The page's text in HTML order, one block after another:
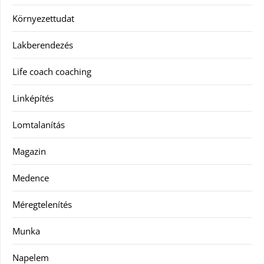
Környezettudat
Lakberendezés
Life coach coaching
Linképítés
Lomtalanítás
Magazin
Medence
Méregtelenítés
Munka
Napelem